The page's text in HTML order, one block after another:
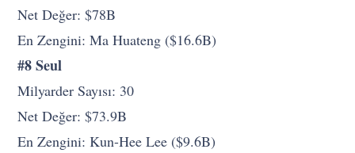
Net Değer: $78B
En Zengini: Ma Huateng ($16.6B)
#8 Seul
Milyarder Sayısı: 30
Net Değer: $73.9B
En Zengini: Kun-Hee Lee ($9.6B)